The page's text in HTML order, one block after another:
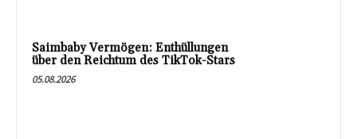
Saimbaby Vermögen: Enthüllungen
über den Reichtum des TikTok-Stars
05.08.2026